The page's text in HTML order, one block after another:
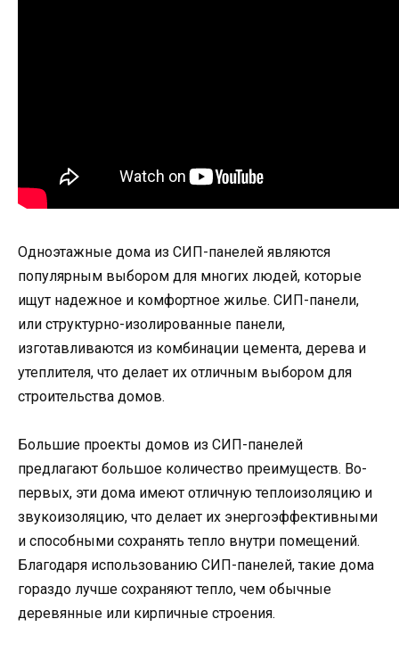
Одноэтажные дома из СИП-панелей являются
популярным выбором для многих людей, которые
ищут надежное и комфортное жилье. СИП-панели,
или структурно-изолированные панели,
изготавливаются из комбинации цемента, дерева и
утеплителя, что делает их отличным выбором для
строительства домов.
Большие проекты домов из СИП-панелей
предлагают большое количество преимуществ. Во-
первых, эти дома имеют отличную теплоизоляцию и
звукоизоляцию, что делает их энергоэффективными
и способными сохранять тепло внутри помещений.
Благодаря использованию СИП-панелей, такие дома
гораздо лучше сохраняют тепло, чем обычные
деревянные или кирпичные строения.